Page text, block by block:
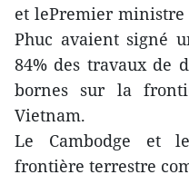
et lePremier
Phuc avaient signé
84% des travaux de
bornes sur la
Vietnam.
Le Cambodge et
frontière terrestre